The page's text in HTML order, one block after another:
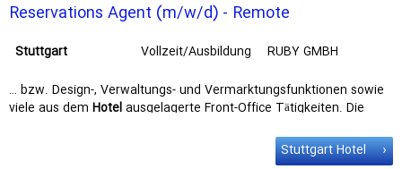
Reservations Agent (m/w/d) - Remote
Stuttgart Vollzeit/Ausbildung
RUBY GMBH
… bzw. Design-, Verwaltungs- und Vermarktungsfunktionen sowie
viele aus dem Hotelausgelagerte Front-Office Tätigkeiten. Die
Stuttgart. Dort bist du
mitten im Ruby-Team: Tauscht euch aus bei Kaffee, … People &
Stuttgart Hotel